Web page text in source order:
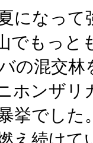
になって
でもっと
の混交林
ホンザリ
挙でし